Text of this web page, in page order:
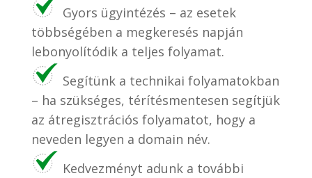
Gyors ügyintézés – az esetek
többségében a megkeresés napján
lebonyolítódik a teljes folyamat.
Segítünk a technikai folyamatokban
– ha szükséges, térítésmentesen segítjük
az átregisztrációs folyamatot, hogy a
neveden legyen a domain név.
Kedvezményt adunk a további